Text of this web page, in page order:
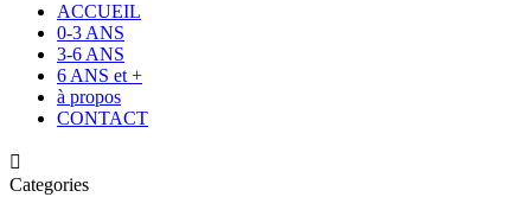
ACCUEIL
0-3 ANS
3-6 ANS
6 ANS et +
à propos
CONTACT

Categories